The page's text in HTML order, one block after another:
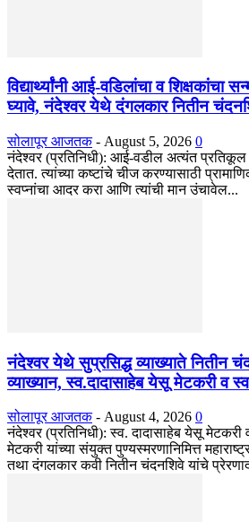
विद्यार्थ्यांनी आई-वडिलांचा व शिक्षकांचा
घ्यावे, नंदेश्वर येथे दंगलकार नितीन
सोलापूर आजतक - August 5, 2026 0
नंदेश्वर (प्रतिनिधी): आई-वडील अत्यंत प्रतिकूल
देतात. त्यांच्या कष्टांचे चीज करण्यासाठी
स्वप्नांचा आदर करा आणि त्यांची मान उंचावेल...
नंदेश्वर येथे सुप्रसिद्ध व्याख्याते नितीन
व्याख्यान, स्व.दादासाहेब येसू मेटकरी व
सोलापूर आजतक - August 4, 2026 0
नंदेश्वर (प्रतिनिधी): स्व. दादासाहेब येसू मेटकरी
मेटकरी यांच्या संयुक्त पुण्यस्मरणानिमित्त
तथा दंगलकार कवी नितीन चंदनशिवे यांचे